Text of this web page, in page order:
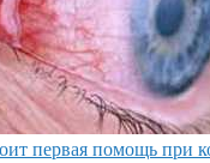
первая помощь при